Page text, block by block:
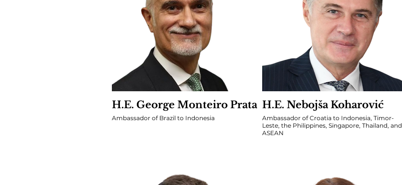
dan menginspirasi para pemimpin masa depan.
H.E. George Monteiro Prata
Ambassador of Brazil to Indonesia
H.E. Nebojša Koharović
Ambassador of Croatia to Indonesia, Timor-
Leste, the Philippines, Singapore, Thailand, and
ASEAN